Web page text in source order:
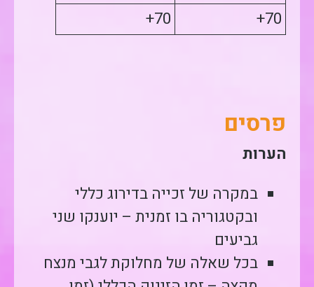
70+
70+
פרסים
הערות
במקרה של זכייה בדירוג כללי
ובקטגוריה בו זמנית – יוענקו שני
גביעים
בכל שאלה של מחלוקת לגבי מנצח